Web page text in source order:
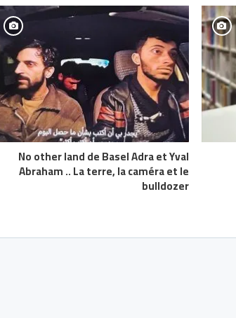
No other land de Basel Adra et Yval
Abraham .. La terre, la caméra et le
bulldozer